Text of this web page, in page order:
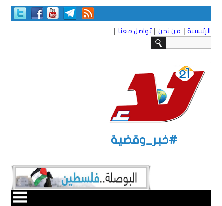
الرئيسية | من نحن | تواصل معنا |
#خبر_وقضية